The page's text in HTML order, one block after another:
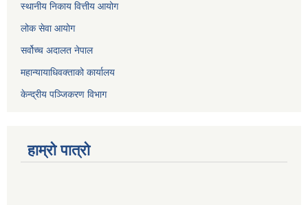
स्थानीय निकाय वित्तीय आयोग
लोक सेवा आयोग
सर्वोच्च अदालत नेपाल
महान्यायाधिवक्ताको कार्यालय
केन्द्रीय पञ्जिकरण विभाग
हाम्रो पात्रो